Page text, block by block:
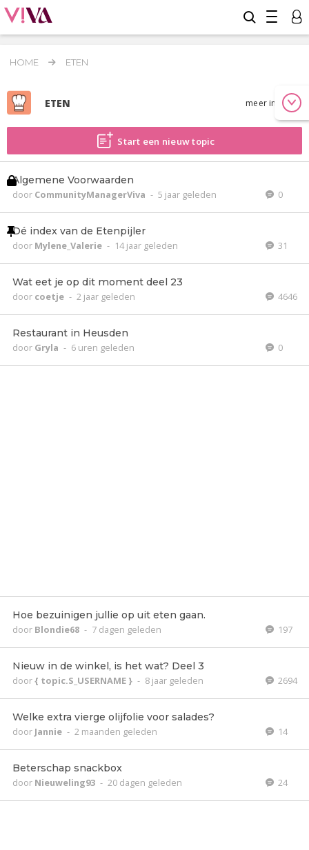
HOME ETEN
ETEN meer info
Start een nieuw topic
Algemene Voorwaarden
door CommunityManagerViva - 5 jaar geleden 0
Dé index van de Etenpijler
door Mylene_Valerie - 14 jaar geleden 31
Wat eet je op dit moment deel 23
door coetje - 2 jaar geleden 4646
Restaurant in Heusden
door Gryla - 6 uren geleden 0
Hoe bezuinigen jullie op uit eten gaan.
door Blondie68 - 7 dagen geleden 197
Nieuw in de winkel, is het wat? Deel 3
door{ topic.S_USERNAME } - 8 jaar geleden 2694
Welke extra vierge olijfolie voor salades?
door Jannie - 2 maanden geleden 14
Beterschap snackbox
door Nieuweling93 - 20 dagen geleden 24